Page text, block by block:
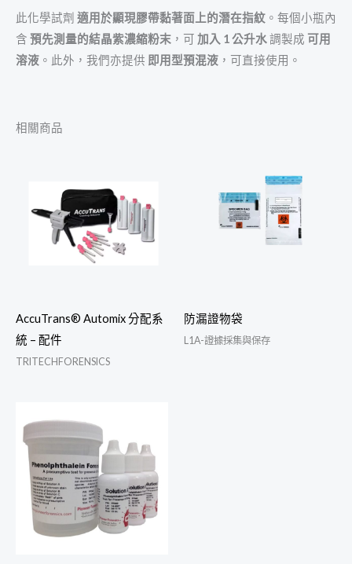
此化學試劑 適用於顯現膠帶黏著面上的潛在指紋 。每個小瓶內
含 預先測量的結晶紫濃縮粉末 ，可 加入 1 公升水調製成 可用
溶液 。此外，我們亦提供 即用型預混液 ，可直接使用。
相關商品
AccuTrans® Automix 分配系
統 – 配件
TRITECHFORENSICS
防漏證物袋
L1A-證據採集與保存